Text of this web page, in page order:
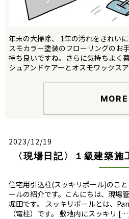
年末の大掃除、 1年の汚れをきれい
スモカラー塗装のフローリングのお
持ち良いですね。さらに気持ちよく
シュアンドケアーとオスモワックス
MORE
2023/12/19
〈現場日記〉１級建築
住宅用引込柱(スッキリポール)のこ
ールの紹介です。こんにちは、現場
堀田です。 スッキリポールとは、
（電柱）です。 敷地内にスッキリ